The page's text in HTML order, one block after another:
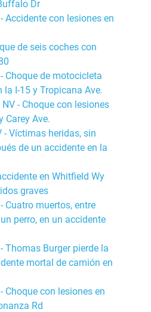
Dr
Accidente con lesiones en
de seis coches con
Choque de motocicleta
la I-15 y Tropicana Ave.
- Choque con lesiones
Carey Ave.
- Víctimas heridas, sin
de un accidente en la
en Whitfield Wy
graves
Cuatro muertos, entre
perro, en un accidente
Thomas Burger pierde la
mortal de camión en
Choque con lesiones en
Rd